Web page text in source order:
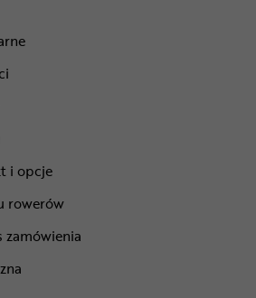
i opcje
rowerów
zamówienia